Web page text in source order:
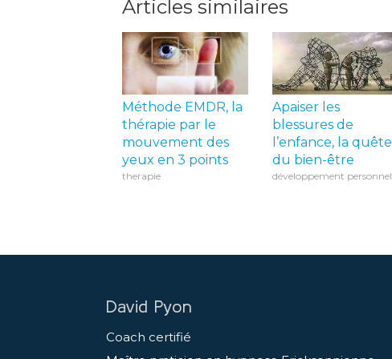
Articles similaires
Méthode EMDR, la
thérapie par le
mouvement des
yeux en 3 points
therapie
Apaiser les
blessures de
l’enfance, la quête
du bien-être
développement personnel
David Pyon
Coach certifié